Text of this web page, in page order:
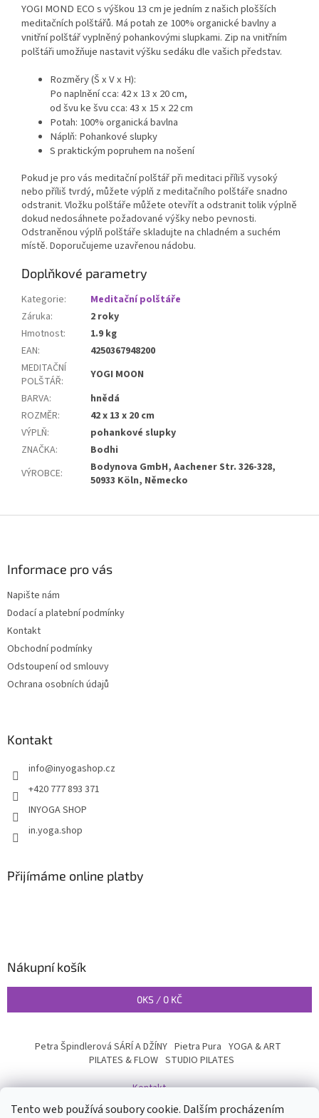
Tento web používá soubory cookie. Dalším procházením
YOGI MOND ECO s výškou 13 cm je jedním z našich plošších
meditačních polštářů. Má potah ze 100% organické bavlny a
vnitřní polštář vyplněný pohankovými slupkami. Zip na vnitřním
polštáři umožňuje nastavit výšku sedáku dle vašich představ.
Rozměry (Š x V x H):
Po naplnění cca: 42 x 13 x 20 cm,
od švu ke švu cca: 43 x 15 x 22 cm
Potah: 100% organická bavlna
Náplň: Pohankové slupky
S praktickým popruhem na nošení
Pokud je pro vás meditační polštář při meditaci příliš vysoký
nebo příliš tvrdý, můžete výplň z meditačního polštáře snadno
odstranit. Vložku polštáře můžete otevřít a odstranit tolik výplně
dokud nedosáhnete požadované výšky nebo pevnosti.
Odstraněnou výplň polštáře skladujte na chladném a suchém
místě. Doporučujeme uzavřenou nádobu.
Doplňkové parametry
Kategorie:
Meditační polštáře
Záruka:
2 roky
Hmotnost:
1.9 kg
EAN:
4250367948200
MEDITAČNÍ
POLŠTÁŘ:
YOGI MOON
BARVA:
hnědá
ROZMĚR:
42 x 13 x 20 cm
VÝPLŇ:
pohankové slupky
ZNAČKA:
Bodhi
VÝROBCE:
Bodynova GmbH, Aachener Str. 326-328,
50933 Köln, Německo
Informace pro vás
Napište nám
Dodací a platební podmínky
Kontakt
Obchodní podmínky
Odstoupení od smlouvy
Ochrana osobních údajů
Kontakt
info@inyogashop.cz
+420 777 893 371
INYOGA SHOP
in.yoga.shop
Přijímáme online platby
Nákupní košík
0KS / 0 KČ
Petra Špindlerová SÁRÍ A DŽÍNY Pietra Pura YOGA & ART
PILATES & FLOW STUDIO PILATES
Kontakt